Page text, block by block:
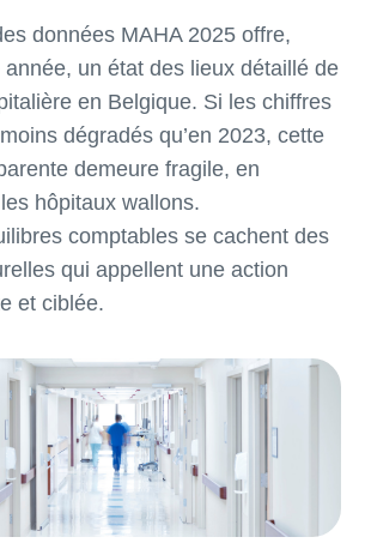
données MAHA 2025 offre,
un état des lieux détaillé de
en Belgique. Si les chiffres
dégradés qu’en 2023, cette
demeure fragile, en
hôpitaux wallons.
comptables se cachent des
qui appellent une action
et ciblée.